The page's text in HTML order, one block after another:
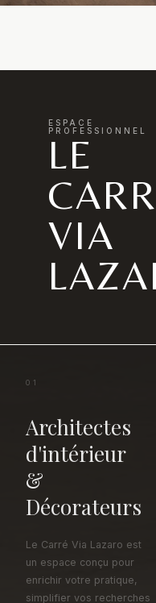
ESPACE
PROFESSIONNEL
LE
VIA
01
Architectes
d'intérieur
&
Décorateurs
Le Carré Via Lazaro est
un espace conçu pour
enrichir votre pratique,
simplifier vos recherches